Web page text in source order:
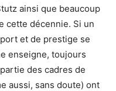
ainsi que beaucoup
cette décennie. Si un
et de prestige se
enseigne, toujours
des cadres de
aussi, sans doute) ont